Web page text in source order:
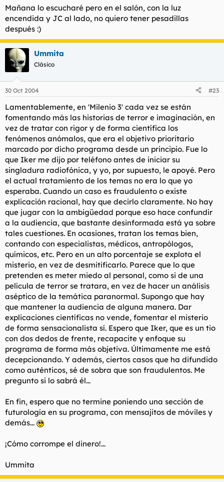
acurrucado es una de las mejores sensaciones, te lo
recomiendo, eso si espero que no te levantes luego a las 7 de
la mañana para ir a trabajar como yo porque sino te acordaras
de los hijos de puta de los fantasmas.
Mañana lo escucharé pero en el salón, con la luz
encendida y JC al lado, no quiero tener pesadillas
después :)
Ummita
Clásico
30 Oct 2004 #23
Lamentablemente, en 'Milenio 3' cada vez se están
fomentando más las historias de terror e imaginación, en
vez de tratar con rigor y de forma científica los
fenómenos anómalos, que era el objetivo prioritario
marcado por dicho programa desde un principio. Fue lo
que Iker me dijo por teléfono antes de iniciar su
singladura radiofónica, y yo, por supuesto, le apoyé. Pero
el actual tratamiento de los temas no era lo que yo
esperaba. Cuando un caso es fraudulento o existe
explicación racional, hay que decirlo claramente. No hay
que jugar con la ambigüedad porque eso hace confundir
a la audiencia, que bastante desinformada está ya sobre
tales cuestiones. En ocasiones, tratan los temas bien,
contando con especialistas, médicos, antropólogos,
químicos, etc. Pero en un alto porcentaje se explota el
misterio, en vez de desmitificarlo. Parece que lo que
pretenden es meter miedo al personal, como si de una
película de terror se tratara, en vez de hacer un análisis
aséptico de la temática paranormal. Supongo que hay
que mantener la audiencia de alguna manera. Dar
explicaciones científicas no vende, fomentar el misterio
de forma sensacionalista sí. Espero que Iker, que es un tio
con dos dedos de frente, recapacite y enfoque su
programa de forma más objetiva. Últimamente me está
decepcionando. Y además, ciertos casos que ha difundido
como auténticos, sé de sobra que son fraudulentos. Me
pregunto si lo sabrá él...
En fin, espero que no termine poniendo una sección de
futurología en su programa, con mensajitos de móviles y
demás...
¡Cómo corrompe el dinero!...
Ummita